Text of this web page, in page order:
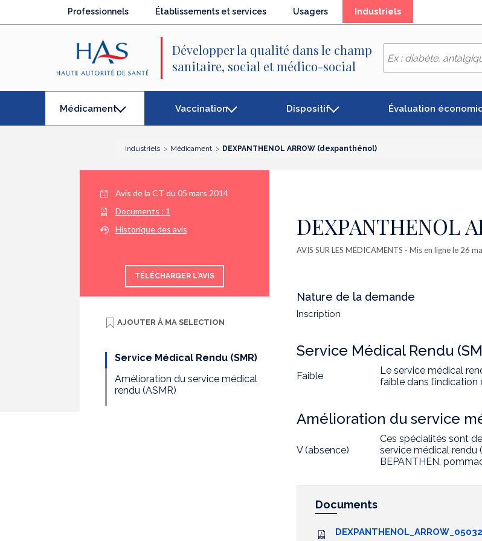
Professionnels Établissements et services Usagers Industriels(élément
Développer la qualité dans le champ
sanitaire, social et médico-social
Médicament
(élément
séléctionné)
Vaccination Dispositif Évaluation
Industriels Médicament DEXPANTHENOL ARROW (dexpanthénol)
Avis de la CT du 05 mars 2014
Documents : 1
Historique des avis
TÉLÉCHARGER L'AVIS
AJOUTER À MA SELECTION
Service Médical Rendu (SMR)
Amélioration du service médical
rendu (ASMR)
DEXPANTHENOL
AVIS SUR LES MÉDICAMENTS - Mis en ligne le 26
Nature de la demande
Inscription
Service Médical Rendu
Faible
Le service médical
faible dans l’indication
Amélioration du service
V (absence)
Ces spécialités sont
service médical rendu
BEPANTHEN,
Documents